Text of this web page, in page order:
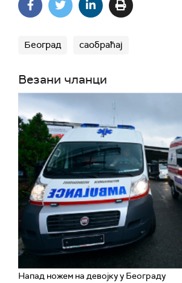
Београд саобраћај
Везани чланци
Напад ножем на девојку у Београду